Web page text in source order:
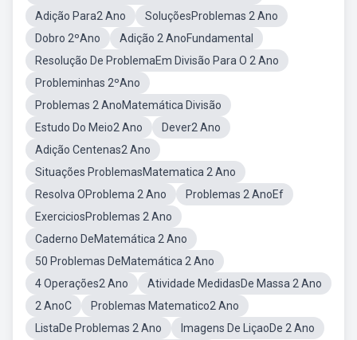
Adição Para2 Ano
SoluçõesProblemas 2 Ano
Dobro 2ºAno
Adição 2 AnoFundamental
Resolução De ProblemaEm Divisão Para O 2 Ano
Probleminhas 2ºAno
Problemas 2 AnoMatemática Divisão
Estudo Do Meio2 Ano
Dever2 Ano
Adição Centenas2 Ano
Situações ProblemasMatematica 2 Ano
Resolva OProblema 2 Ano
Problemas 2 AnoEf
ExerciciosProblemas 2 Ano
Caderno DeMatemática 2 Ano
50 Problemas DeMatemática 2 Ano
4 Operações2 Ano
Atividade MedidasDe Massa 2 Ano
2 AnoC
Problemas Matematico2 Ano
ListaDe Problemas 2 Ano
Imagens De LiçaoDe 2 Ano